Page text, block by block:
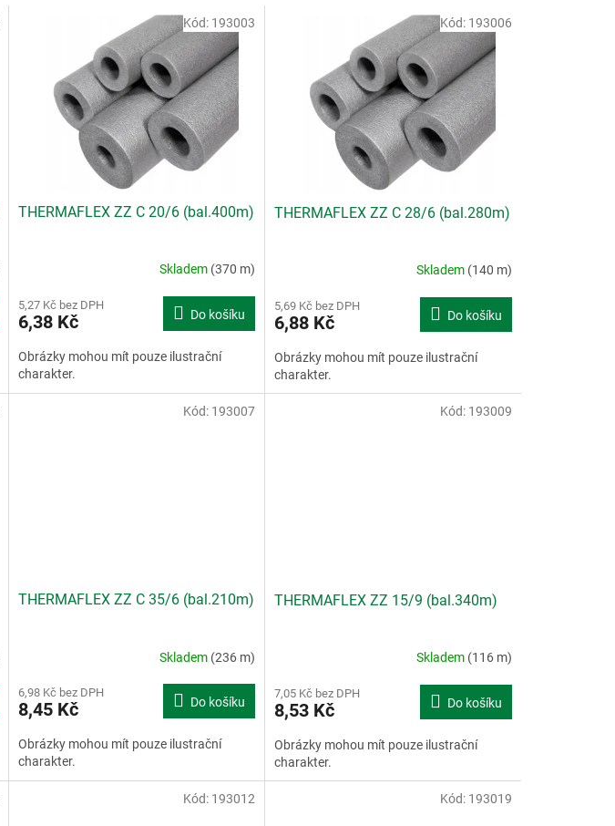
THERMAFLEX ZZ C 20/6 (bal.400m)
Skladem (370 m)
5,27 Kč bez DPH
6,38 Kč Do košíku
Obrázky mohou mít pouze ilustrační
charakter.
Kód: 193003
THERMAFLEX ZZ C 28/6 (bal.280m)
Skladem (140 m)
5,69 Kč bez DPH
6,88 Kč Do košíku
Obrázky mohou mít pouze ilustrační
charakter.
Kód: 193006
THERMAFLEX ZZ C 35/6 (bal.210m)
Skladem (236 m)
6,98 Kč bez DPH
8,45 Kč Do košíku
Obrázky mohou mít pouze ilustrační
charakter.
Kód: 193007
THERMAFLEX ZZ 15/9 (bal.340m)
Skladem (116 m)
7,05 Kč bez DPH
8,53 Kč Do košíku
Obrázky mohou mít pouze ilustrační
charakter.
Kód: 193009
Kód: 193012 Kód: 193019